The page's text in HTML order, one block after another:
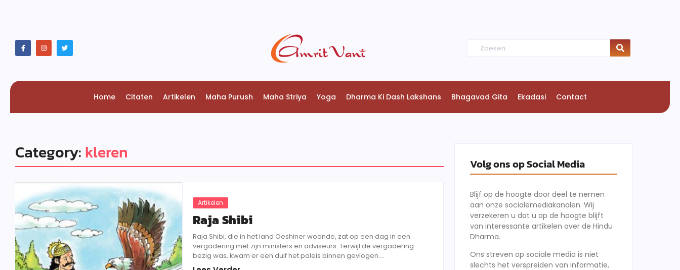
Home Citaten Artikelen Maha Purush Maha Striya Yoga Dharma Ki Dash Lakshans Bhagavad Gita Ekadasi Contact
Category: kleren
Artikelen
Raja Shibi
Raja Shibi, die in het land Oeshiner woonde, zat op een dag in een
vergadering met zijn ministers en adviseurs. Terwijl de vergadering
bezig was, kwam er een duif het paleis binnen gevlogen....
Volg ons op Social Media
Blijf op de hoogte door deel te nemen
aan onze socialemediakanalen. Wij
verzekeren u dat u op de hoogte blijft
van interessante artikelen over de Hindu
Dharma.
Ons streven op sociale media is niet
slechts het verspreiden van informatie,